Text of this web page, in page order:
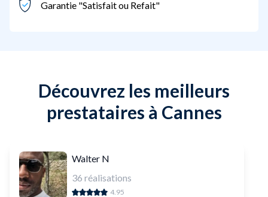
Garantie "Satisfait ou Refait"
Découvrez les meilleurs
prestataires à Cannes
Walter N
36 réalisations
4.95